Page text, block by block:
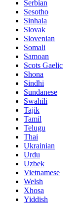
Serbian
Sesotho
Sinhala
Slovak
Slovenian
Somali
Samoan
Scots Gaelic
Shona
Sindhi
Sundanese
Swahili
Tajik
Tamil
Telugu
Thai
Ukrainian
Urdu
Uzbek
Vietnamese
Welsh
Xhosa
Yiddish